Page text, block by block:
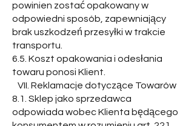
powinien zostać opakowany w
odpowiedni sposób, zapewniający
brak uszkodzeń przesyłki w trakcie
transportu.
6.5. Koszt opakowania i odesłania
towaru ponosi Klient.
VII. Reklamacje dotyczące Towarów
8.1. Sklep jako sprzedawca
odpowiada wobec Klienta będącego